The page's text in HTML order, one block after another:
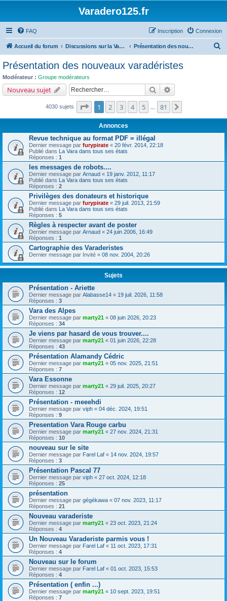
Varadero125.fr
FAQ Connexion
Inscription
Accueil du forum Discussions sur la Varadéro 125 Présentation des nouveaux varadéristes
c
Présentation des nouveaux varadéristes
Modérateur : Groupe modérateurs
Nouveau sujet Rechercher
4030 sujets Page sur81
1 2 3 4 5 81
Annonces
Revue technique au format PDF = illégal
Dernier message par furypirate « 20 févr. 2014, 22:18
Publié dans La Vara dans tous ses états
Réponses : 1
les messages de robots....
Dernier message par Arnaud « 19 janv. 2012, 11:17
Publié dans La Vara dans tous ses états
Réponses : 2
Privilèges des donateurs et historique
Dernier message par furypirate « 29 juil. 2013, 21:59
Publié dans La Vara dans tous ses états
Réponses : 5
Règles à respecter avant de poster
Dernier message par Arnaud « 24 juin 2006, 16:49
Réponses : 1
Cartographie des Varaderistes
Dernier message par Invité « 08 nov. 2004, 20:26
Sujets
Présentation - Ariette
Dernier message par Alabasse14 « 19 juil. 2026, 11:58
Réponses : 3
Vara des Alpes
Dernier message par marty21 « 08 juin 2026, 20:23
Réponses : 34
Je viens par hasard de vous trouver....
Dernier message par marty21 « 01 juin 2026, 22:28
Réponses : 43
Présentation Alamandy Cédric
Dernier message par marty21 « 05 nov. 2025, 21:51
Réponses : 7
Vara Essonne
Dernier message par marty21 « 29 juil. 2025, 20:27
Réponses : 12
Présentation - meeehdi
Dernier message par viph « 04 déc. 2024, 19:51
Réponses : 9
Presentation Vara Rouge carbu
Dernier message par marty21 « 27 nov. 2024, 21:31
Réponses : 10
nouveau sur le site
Dernier message par Farel Laf « 14 nov. 2024, 19:57
Réponses : 3
Présentation Pascal 77
Dernier message par viph « 27 oct. 2024, 12:18
Réponses : 25
présentation
Dernier message par gégékawa « 07 nov. 2023, 11:17
Réponses : 21
Nouveau varaderiste
Dernier message par marty21 « 23 oct. 2023, 21:24
Réponses : 4
Un Nouveau Varaderiste parmis vous !
Dernier message par Farel Laf « 11 oct. 2023, 17:31
Réponses : 4
Nouveau sur le forum
Dernier message par Farel Laf « 01 oct. 2023, 15:53
Réponses : 4
Présentation ( enfin ...)
Dernier message par marty21 « 10 sept. 2023, 19:51
Réponses : 7